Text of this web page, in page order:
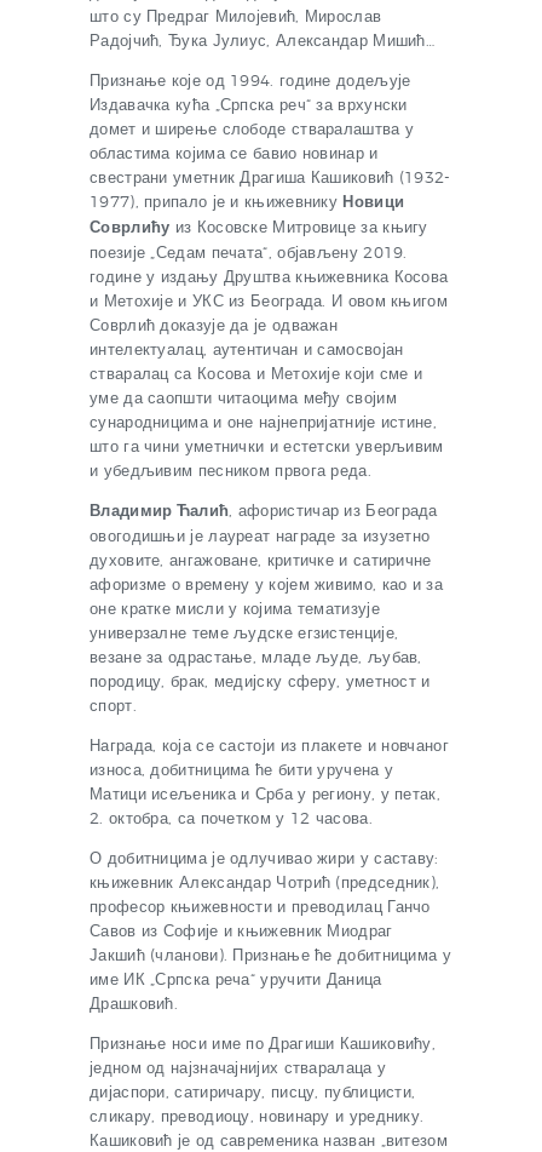
што су Предраг Милојевић, Мирослав
Радојчић, Ђука Јулиус, Александар Мишић…
Признање које од 1994. године додељује
Издавачка кућа „Српска реч“ за врхунски
домет и ширење слободе стваралаштва у
областима којима се бавио новинар и
свестрани уметник Драгиша Кашиковић (1932-
1977), припало је и књижевнику Новици
Соврлићу из Косовске Митровице за књигу
поезије „Седам печата“, објављену 2019.
године у издању Друштва књижевника Косова
и Метохије и УКС из Београда. И овом књигом
Соврлић доказује да је одважан
интелектуалац, аутентичан и самосвојан
стваралац са Косова и Метохије који сме и
уме да саопшти читаоцима међу својим
сународницима и оне најнепријатније истине,
што га чини уметнички и естетски уверљивим
и убедљивим песником првога реда.
Владимир Ћалић , афористичар из Београда
овогодишњи је лауреат награде за изузетно
духовите, ангажоване, критичке и сатиричне
афоризме о времену у којем живимо, као и за
оне кратке мисли у којима тематизује
универзалне теме људске егзистенције,
везане за одрастање, младе људе, љубав,
породицу, брак, медијску сферу, уметност и
спорт.
Награда, која се састоји из плакете и новчаног
износа, добитницима ће бити уручена у
Матици исељеника и Срба у региону, у петак,
2. октобра, са почетком у 12 часова.
О добитницима је одлучивао жири у саставу:
књижевник Александар Чотрић (председник),
професор књижевности и преводилац Ганчо
Савов из Софије и књижевник Миодраг
Јакшић (чланови). Признање ће добитницима у
име ИК „Српска реча“ уручити Даница
Драшковић.
Признање носи име по Драгиши Кашиковићу,
једном од најзначајнијих стваралаца у
дијаспори, сатиричару, писцу, публицисти,
сликару, преводиоцу, новинару и уреднику.
Кашиковић је од савременика назван „витезом